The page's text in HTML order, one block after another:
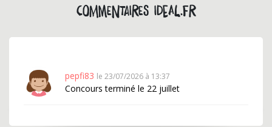
Commentaires ideal.fr
pepfi83 le 23/07/2026 à 13:37
Concours terminé le 22 juillet